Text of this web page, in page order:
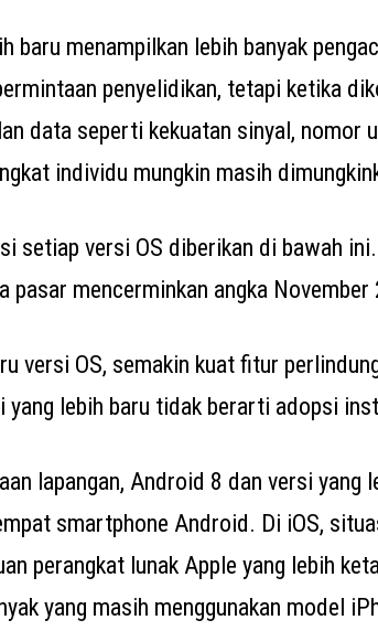
baru menampilkan lebih banyak
penyelidikan, tetapi ketika
data seperti kekuatan sinyal, nomor
individu mungkin masih
setiap versi OS diberikan di bawah
pasar mencerminkan angka November
versi OS, semakin kuat fitur
yang lebih baru tidak berarti adopsi
lapangan, Android 8 dan versi yang
smartphone Android. Di iOS,
perangkat lunak Apple yang lebih
yang masih menggunakan model